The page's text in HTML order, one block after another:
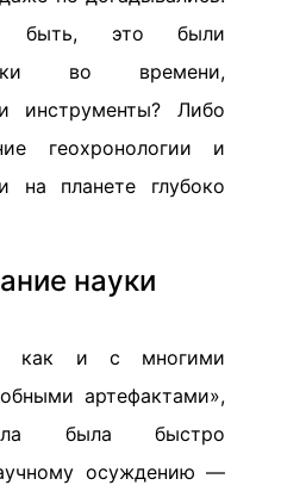
быть, это были
во времени,
инструменты? Либо
геохронологии и
на планете глубоко
науки
как и с многими
артефактами»,
была быстро
осуждению —